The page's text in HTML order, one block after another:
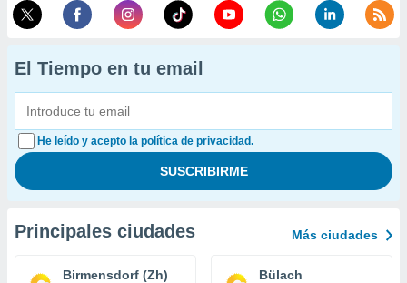
El Tiempo en tu email
He leído y acepto la política de privacidad.
Principales ciudades Más ciudades
Birmensdorf (Zh) Bülach